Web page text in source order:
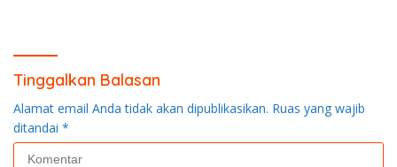
Tinggalkan Balasan
Alamat email Anda tidak akan dipublikasikan. Ruas yang wajib
ditandai *